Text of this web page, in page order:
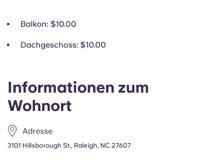
Informationen zum
Wohnort
Adresse
3101 Hillsborough St., Raleigh, NC 27607
Balkon: $10.00
Dachgeschoss: $10.00